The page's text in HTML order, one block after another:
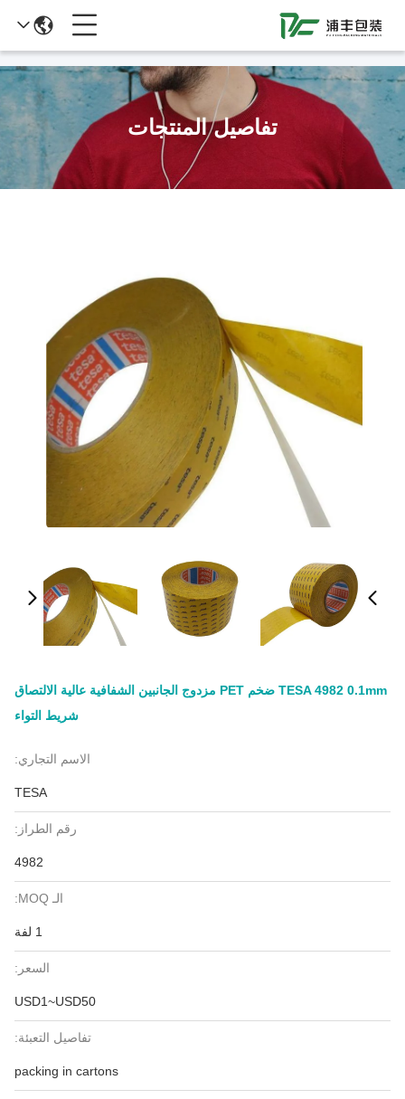
تفاصيل المنتجات
TESA 4982 0.1mm ضخم PET مزدوج الجانبين الشفافية عالية الالتصاق
شريط التواء
الاسم التجاري:
TESA
رقم الطراز:
4982
الـ MOQ:
1 لفة
السعر:
USD1~USD50
تفاصيل التعبئة:
packing in cartons